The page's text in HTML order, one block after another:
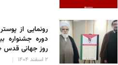
رونمایی از
دوره جشنواره
روز جهانی
۲ اسفند ۱۴۰۴